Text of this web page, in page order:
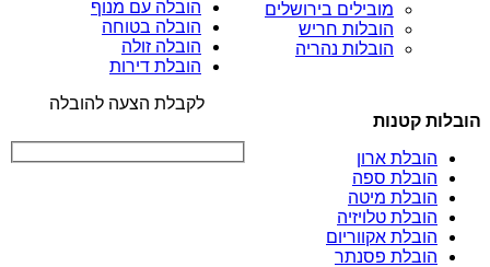
מובילים בירושלים
הובלות חריש
הובלות נהריה
הובלה עם מנוף
הובלה בטוחה
הובלה זולה
הובלת דירות
הובלות קטנות
הובלת ארון
הובלת ספה
הובלת מיטה
הובלת טלויזיה
הובלת אקווריום
הובלת פסנתר
לקבלת הצעה להובלה